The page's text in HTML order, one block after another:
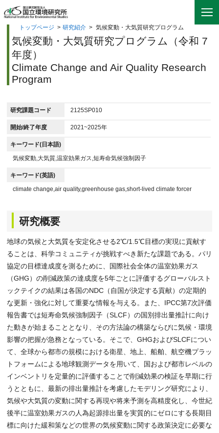
トップページ > 研究紹介 > 気候変動・大気質研究プログラム
気候変動・大気質研究プログラム（令和 7
年度）
Climate Change and Air Quality Research
Program
研究課題コード 2125SP010
開始/終了年度 2021~2025年
キーワード(日本語)
気候変動,大気質,温室効果ガス,短寿命気候強制因子
キーワード(英語)
climate change,air quality,greenhouse gas,short-lived climate forcer
研究概要
地球の気候と大気質を安定化させる2℃/1.5℃目標の実現に貢献す
ることは、科学コミュニティが挑戦すべき新たな課題である。パリ
協定の目標達成度を測るために、国際社会全体の温室効果ガス
（GHG）の削減政策の達成度を5年ごとに評価するグローバルスト
ックテイクの結果は各国のNDC（自国が決定する貢献）の定期的
な更新・強化に対して重要な情報を与える。また、IPCC第7次評価
報告書では短寿命気候強制因子（SLCF）の国別排出量推計に向け
た動きが始まることとなり、その方法論の構築ならびに気候・環境
影響の把握が急務となっている。そこで、GHGおよびSLCFについ
て、全球から都市の規模における衛星、地上、船舶、航空機プラッ
トフォームによる地球観測データを用いて、国および都市レベルの
インベントリを定量的に評価することで削減効果の検証を早期に行
うとともに、最新の排出量推計を考慮したモデリング研究により、
気候や大気質の変動に関する再現や将来予測を高精度化し、今世紀
後半に温室効果ガスの人為起源排出量を実質的にゼロにする長期目
標に向けた緩和策などの世界の気候変動に関する政策決定に必要な